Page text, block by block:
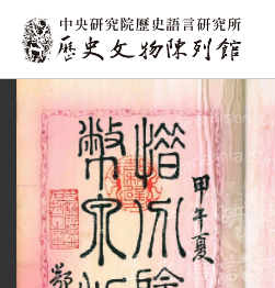
:::